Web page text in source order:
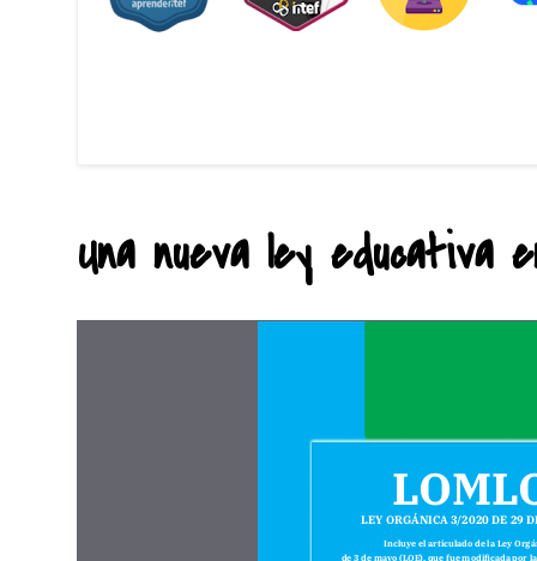
Una nueva ley educativa